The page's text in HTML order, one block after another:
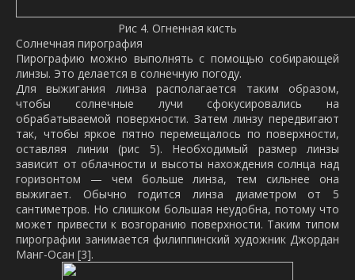
Рис 4. Огненная кисть
Солнечная пирография
Пирографию можно выполнять с помощью собирающей
линзы. Это делается в солнечную погоду.
Для выжигания линза располагается таким образом,
чтобы солнечные лучи сфокусировались на
обрабатываемой поверхности. Затем линзу передвигают
так, чтобы яркое пятно перемещалось по поверхности,
оставляя линии (рис 5). Необходимый размер линзы
зависит от облачности и высоты нахождения солнца над
горизонтом — чем больше линза, тем сильнее она
выжигает. Обычно годится линза диаметром от 5
сантиметров. Но слишком большая неудобна, потому что
может привести к возгоранию поверхности. Таким типом
пирографии занимается филиппинский художник Джордан
Манг-Осан [3].